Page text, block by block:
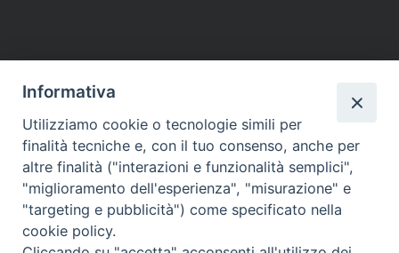
HOME VESCOVO ORARI MESSE
CURIA VESCOVILE
TUTELA MINORI
UFFICI PASTORALI PERSONE
VITA CONSACRATA
DOCUMENTI
CONTATTI
Copyright © 2018 Diocesi di Foligno /Curia . Piazza Mons. Faloci 3 - 06034
Informativa
Utilizziamo cookie o tecnologie simili per
finalità tecniche e, con il tuo consenso, anche per
altre finalità ("interazioni e funzionalità semplici",
"miglioramento dell'esperienza", "misurazione" e
"targeting e pubblicità") come specificato nella
cookie policy.